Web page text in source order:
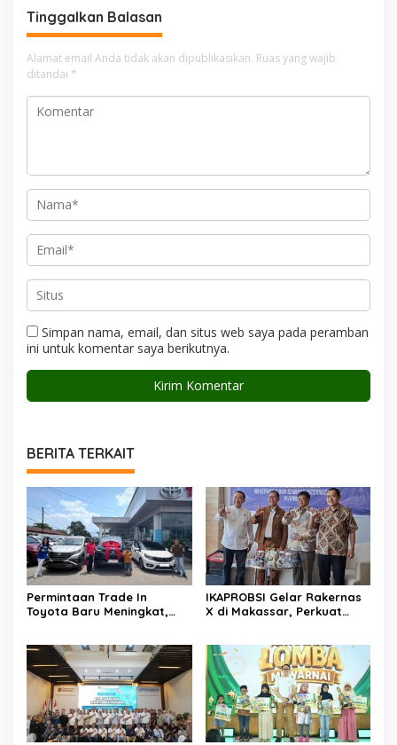
Tinggalkan Balasan
Alamat email Anda tidak akan dipublikasikan. Ruas yang wajib
ditandai *
Simpan nama, email, dan situs web saya pada peramban
ini untuk komentar saya berikutnya.
BERITA TERKAIT
Permintaan Trade In
Toyota Baru Meningkat,
Juli 2026
IKAPROBSI Gelar Rakernas
X di Makassar, Perkuat